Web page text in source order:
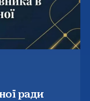
ради